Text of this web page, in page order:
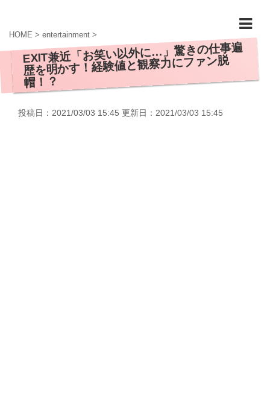
HOME > entertainment >
EXIT兼近「お笑い以外に…」驚きの仕事遍
歴を明かす！経験値と観察力にファン脱
帽！？
投稿日：2021/03/03 15:45 更新日： 2021/03/03 15:45